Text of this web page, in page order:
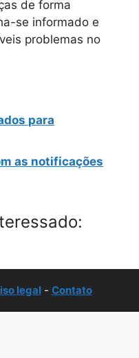
de forma
se informado e
problemas no
para
as notificações
legal- Contato